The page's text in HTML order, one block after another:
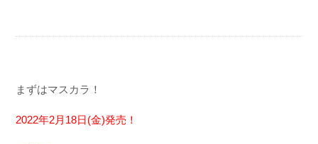
まずはマスカラ！
2022年2月 18日(金)発売！